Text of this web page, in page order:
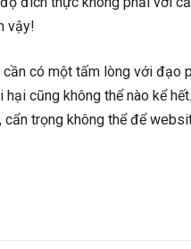
vậy!
có một tấm lòng với đạo
cũng không thể nào kể
trọng không thể để